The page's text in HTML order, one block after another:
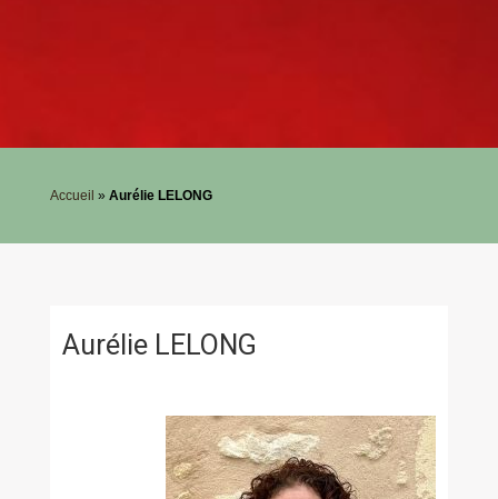
Accueil » Aurélie LELONG
Aurélie LELONG